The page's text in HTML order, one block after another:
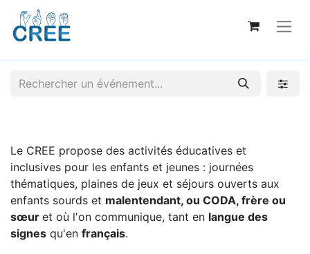
Le CREE propose des activités éducatives et
inclusives pour les enfants et jeunes : journées
thématiques, plaines de jeux et séjours ouverts aux
enfants sourds et malentendant, ou CODA, frère ou
sœur et où l'on communique, tant en langue des
signes qu'en français.